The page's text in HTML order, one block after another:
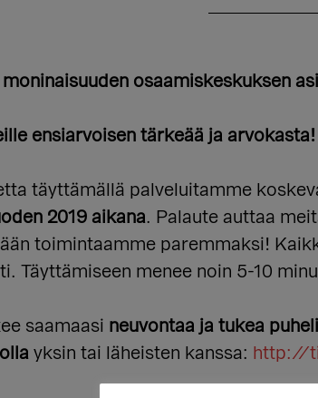
moninaisuuden osaamiskeskuksen
ensiarvoisen tärkeää ja arvokasta!
täyttämällä palveluitamme
2019 aikana. Palaute auttaa
toimintaamme paremmaksi!
Täyttämiseen menee noin 5-10
saamaasi neuvontaa ja tukea
yksin tai läheisten kanssa: http://